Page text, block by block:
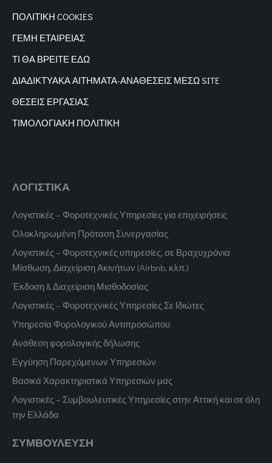
ΠΟΛΙΤΙΚΗ COOKIES
ΓΕΜΗ ΕΤΑΙΡΕΙΑΣ
ΤΙ ΘΑ ΒΡΕΙΤΕ ΕΔΩ
ΔΙΑΔΙΚΤΥΑΚΑΑΙΤΗΜΑΤΑ-ΑΝΑΘΕΣΕΙΣ ΜΕΣΩ SITE
ΘΕΣΕΙΣ ΕΡΓΑΣΙΑΣ
ΤΙΜΟΛΟΓΙΑΚΗ ΠΟΛΙΤΙΚΗ
ΛΟΓΙΣΤΙΚΑ
Λογιστικές – Φοροτεχνικές Υπηρεσίες για επιχειρήσεις
Ολοκληρωμένη Πρόταση Συνεργασίας
Λογιστικές – Φοροτεχνικές υπηρεσίες, σε Βραχυχρόνια
Μίσθωση, Διαχείριση Ακινήτων (Airbnb, κλπ.)
Έκδοση & Διαχείριση Μισθοδοσίας
Λογιστικές – Φοροτεχνικές Υπηρεσίες Σε Ιδιώτες
Υπηρεσία Φορολογικού Αντιπροσώπου
Ανάθεση φορολογικής δήλωσης
Εγγύηση Παρεχόμενων Υπηρεσιών
Βασικά Χαρακτηριστικά Υπηρεσιών μας
Λογιστικές – Συμβουλευτικές Υπηρεσίες στην Αττική και σε όλη
την Ελλάδα
ΣΥΜΒΟΥΛΕΥΣΗ